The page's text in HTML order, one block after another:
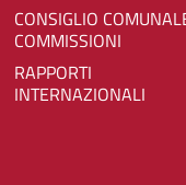
CONSIGLIO COMUNALE E
COMMISSIONI
RAPPORTI
INTERNAZIONALI